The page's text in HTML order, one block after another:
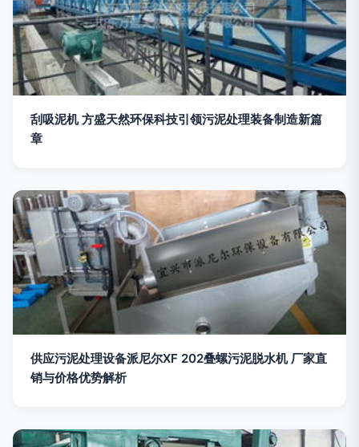
刮吸泥机 方盛天然环保科技引领污泥处理装备制造新篇
章
供应污泥处理设备派尼尔XF 202叠螺污泥脱水机 厂家直
销与价格优势解析